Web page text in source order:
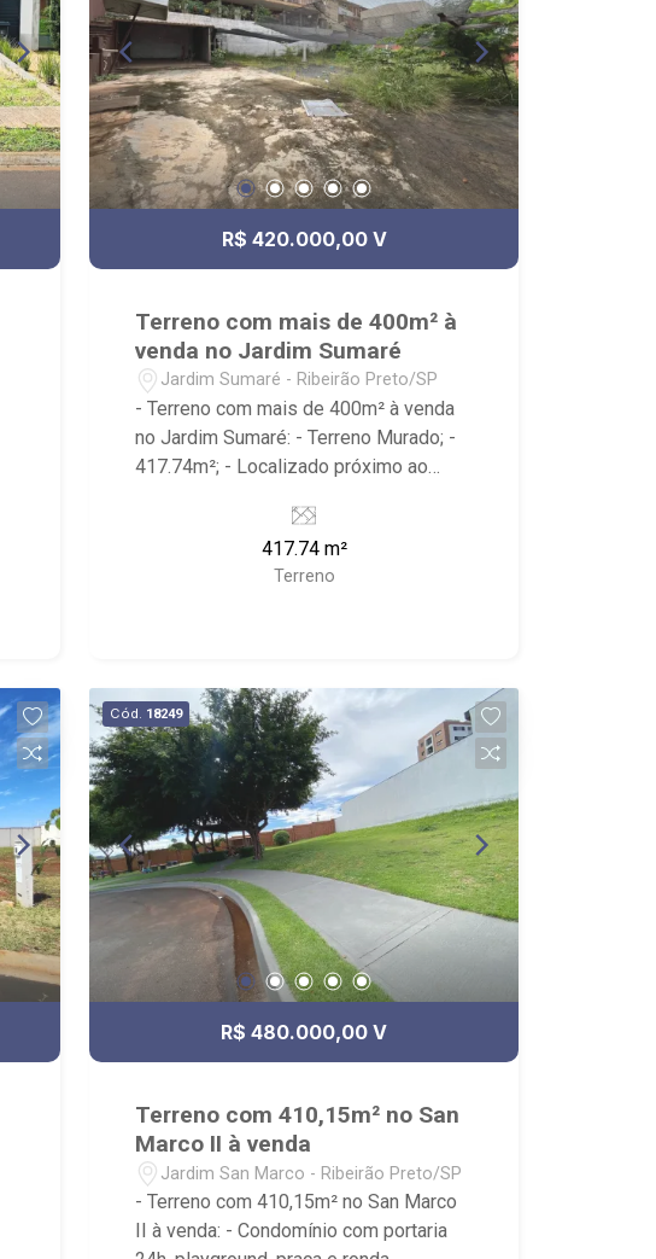
R$ 420.000,00 V
Terreno com mais de 400m² à
venda no Jardim Sumaré
Jardim Sumaré - Ribeirão Preto/SP
- Terreno com mais de 400m² à venda
no Jardim Sumaré: - Terreno Murado; -
417.74m²; - Localizado próximo ao
Paulo e Droga Raia.
417.74 m²
Terreno
Cód. 18249
R$ 480.000,00 V
Terreno com 410,15m² no San
Marco II à venda
Jardim San Marco - Ribeirão Preto/SP
- Terreno com 410,15m² no San Marco
II à venda: - Condomínio com portaria